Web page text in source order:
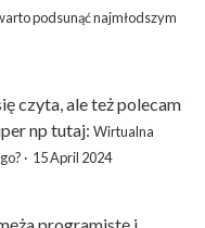
podsunąć najmłodszym
czyta, ale też polecam
np tutaj: Wirtualna
· 15 April 2024